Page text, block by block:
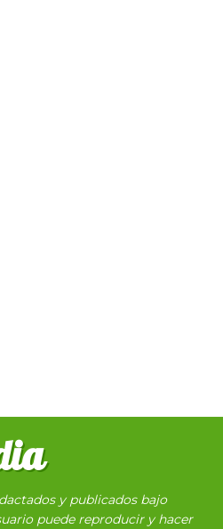
y publicados bajo
puede reproducir y hacer